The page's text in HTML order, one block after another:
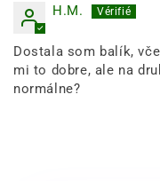
H.M.
Dostala som balík,
mi to dobre, ale na
normálne?